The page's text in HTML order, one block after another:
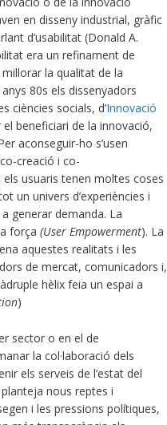
en disseny industrial, gràfic
d’usabilitat (Donald A.
era un refinament de
la qualitat de la
80s els dissenyadors
ciències socials, d’Innovació
beneficiari de la innovació,
aconseguir-ho s’usen
creació i co-
usuaris tenen moltes coses
un univers d’experiències i
generar demanda. La
força (User Empowerment). La
aquestes realitats i les
de mercat, comunicadors i,
hèlix feia un espai a
)
sector o en el de
la col·laboració dels
els serveis de l’estat del
nous reptes i
i les pressions polítiques,